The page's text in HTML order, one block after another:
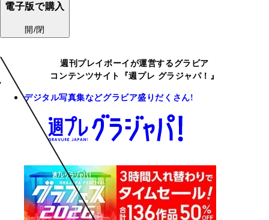
電子版で購入
開/閉
週刊プレイボーイが運営するグラビア
コンテンツサイト『週プレ グラジャパ！』
デジタル写真集などグラビア盛りだくさん!